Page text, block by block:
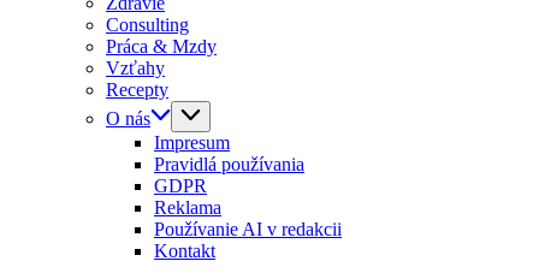
Consulting
Práca & Mzdy
Vzťahy
Recepty
O nás
Impresum
Pravidlá používania
GDPR
Reklama
Používanie AI v redakcii
Kontakt